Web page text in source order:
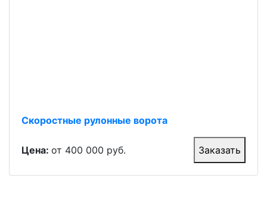
Скоростные рулонные ворота
Цена: от 400 000 руб. Заказать